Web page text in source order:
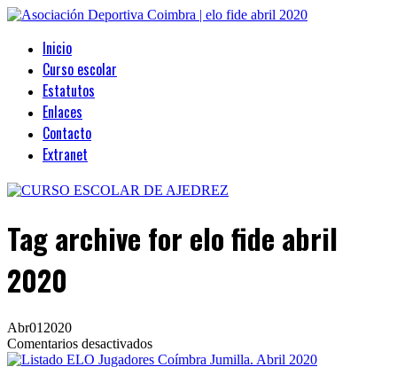
Inicio
Curso escolar
Estatutos
Enlaces
Contacto
Extranet
Tag archive for elo fide abril
2020
Abr01 2020
Comentarios desactivadosen
Listado